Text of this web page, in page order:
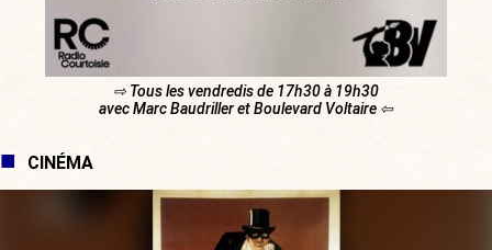
⇨ Tous les vendredis de 17h30 à 19h30
avec Marc Baudriller et Boulevard Voltaire ⇦
CINÉMA